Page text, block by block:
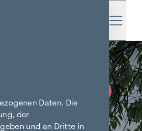
BIS BAUBEGINN
Daten. Die
der
und an Dritte in